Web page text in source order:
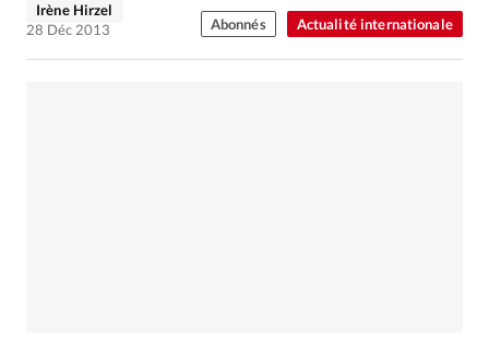
Actualité internationale
Irène Hirzel
28 Déc 2013
Abonnés